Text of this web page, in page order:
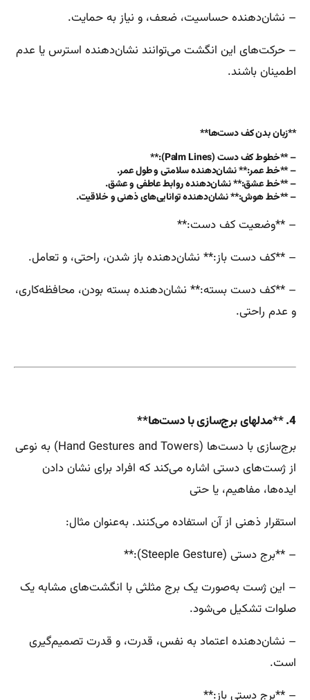
– نشان‌دهنده حساسیت، ضعف، و نیاز به حمایت.
– حرکت‌های این انگشت می‌توانند نشان‌دهنده استرس یا عدم
اطمینان باشند.
**زبان بدن کف دست‌ها**
– **خطوط کف دست (Palm Lines):**
– **خط عمر:** نشان‌دهنده سلامتی و طول عمر.
– **خط عشق:** نشان‌دهنده روابط عاطفی و عشق.
– **خط هوش:** نشان‌دهنده توانایی‌های ذهنی و خلاقیت.
– **وضعیت کف دست:**
– **کف دست باز:** نشان‌دهنده باز شدن، راحتی، و تعامل.
– **کف دست بسته:** نشان‌دهنده بسته بودن، محافظه‌کاری،
و عدم راحتی.
4. **مدلهای برج‌سازی با دست‌ها**
برج‌سازی با دست‌ها (Hand Gestures and Towers) به نوعی
از ژست‌های دستی اشاره می‌کند که افراد برای نشان دادن
ایده‌ها، مفاهیم، یا حتی
استقرار ذهنی از آن استفاده می‌کنند. به‌عنوان مثال:
– **برج دستی (Steeple Gesture):**
– این ژست به‌صورت یک برج مثلثی با انگشت‌های مشابه یک
صلوات تشکیل می‌شود.
– نشان‌دهنده اعتماد به نفس، قدرت، و قدرت تصمیم‌گیری
است.
– **برج دستی باز:**